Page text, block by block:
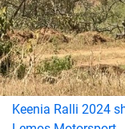
Keenia Ralli 2024